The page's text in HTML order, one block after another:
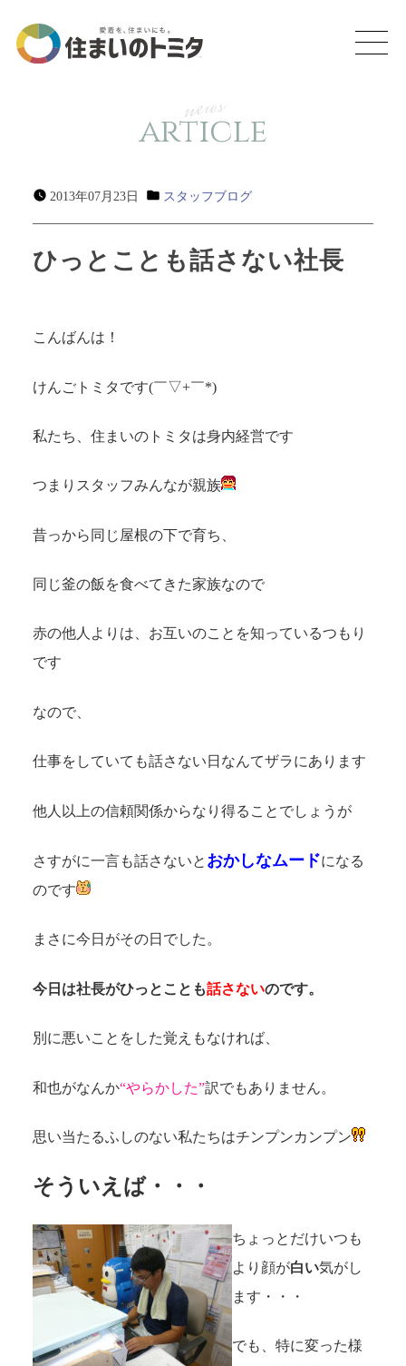
news
article
2013年07月23日 スタッフブログ
ひっとことも話さない社長
こんばんは！
けんごトミタです(￣▽+￣*)
私たち、住まいのトミタは身内経営です
つまりスタッフみんなが親族
昔っから同じ屋根の下で育ち、
同じ釜の飯を食べてきた家族なので
赤の他人よりは、お互いのことを知っているつもり
です
なので、
仕事をしていても話さない日なんてザラにあります
他人以上の信頼関係からなり得ることでしょうが
さすがに一言も話さないと おかしなムードになる
のです
まさに今日がその日でした。
今日は社長がひっとことも話さないのです。
別に悪いことをした覚えもなければ、
和也がなんか“やらかした”訳でもありません。
思い当たるふしのない私たちはチンプンカンプン
そういえば・・・
ちょっとだけいつも
より顔が白い気がし
ます・・・
でも、特に変った様